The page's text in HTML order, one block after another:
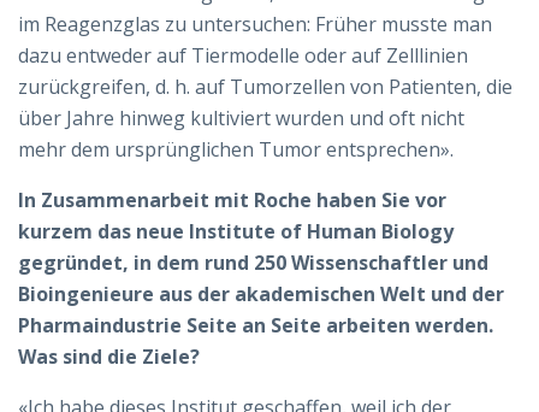
im Reagenzglas zu untersuchen: Früher musste man
dazu entweder auf Tiermodelle oder auf Zelllinien
zurückgreifen, d. h. auf Tumorzellen von Patienten, die
über Jahre hinweg kultiviert wurden und oft nicht
mehr dem ursprünglichen Tumor entsprechen».
In Zusammenarbeit mit Roche haben Sie vor
kurzem das neue Institute of Human Biology
gegründet, in dem rund 250 Wissenschaftler und
Bioingenieure aus der akademischen Welt und der
Pharmaindustrie Seite an Seite arbeiten werden.
Was sind die Ziele?